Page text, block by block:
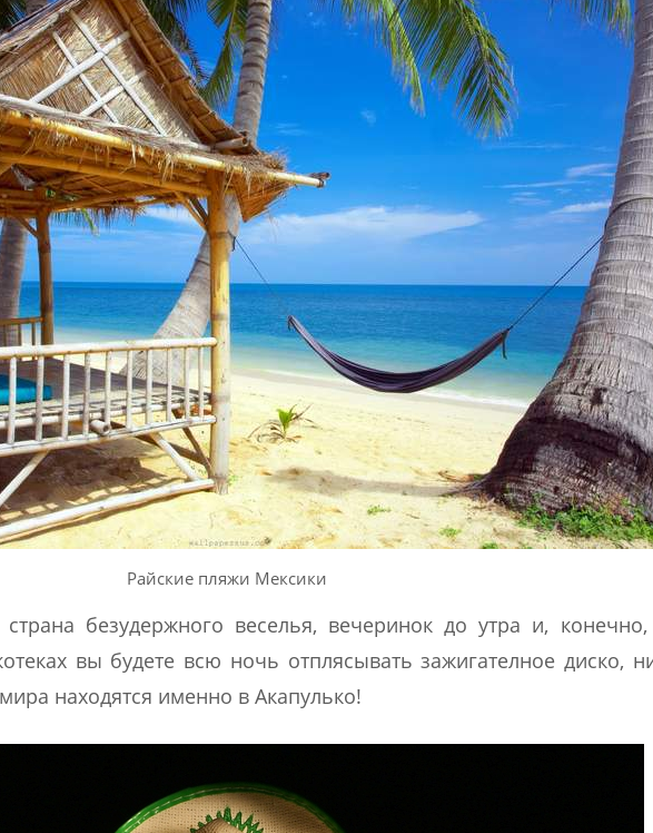
Райские пляжи Мексики
безудержного веселья, вечеринок до утра и,
вы будете всю ночь отплясывать зажигателное диско,
находятся именно в Акапулько!